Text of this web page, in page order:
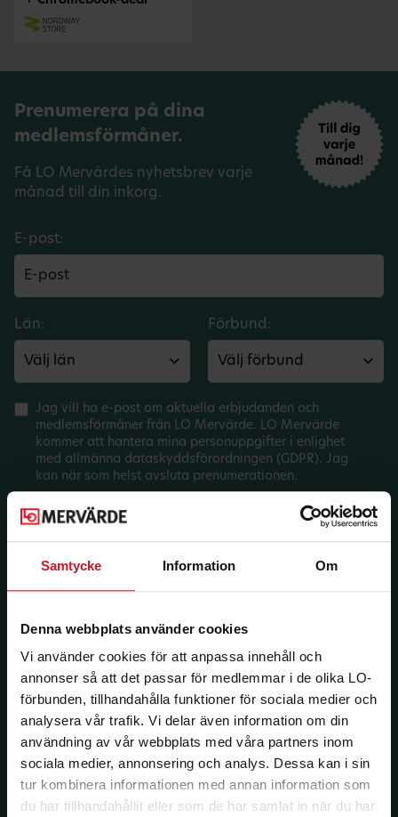
Samtycke Information Om
Denna webbplats använder cookies
Vi använder cookies för att anpassa innehåll och
annonser så att det passar för medlemmar i de olika LO-
förbunden, tillhandahålla funktioner för sociala medier och
analysera vår trafik. Vi delar även information om din
användning av vår webbplats med våra partners inom
sociala medier, annonsering och analys. Dessa kan i sin
tur kombinera informationen med annan information som
du har tillhandahållit eller som de har samlat in när du har
Prenumerera på dina
medlemsförmåner.
Få LO Mervärdes nyhetsbrev varje
månad till din inkorg.
E-post:
Län: Förbund:
Jag vill ha e-post om aktuella erbjudanden och
medlemsförmåner från LO Mervärde. LO Mervärde
kommer att hantera mina personuppgifter i enlighet
med allmänna dataskyddsförordningen (GDPR). Jag
kan när som helst avsluta prenumerationen.